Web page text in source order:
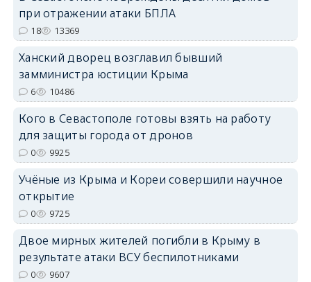
erid: 2SDnjdPjgYS
при отражении атаки БПЛА
18 13369
Ханский дворец возглавил бывший
замминистра юстиции Крыма
6 10486
Кого в Севастополе готовы взять на работу
для защиты города от дронов
0 9925
Учёные из Крыма и Кореи совершили научное
открытие
0 9725
Двое мирных жителей погибли в Крыму в
результате атаки ВСУ беспилотниками
0 9607